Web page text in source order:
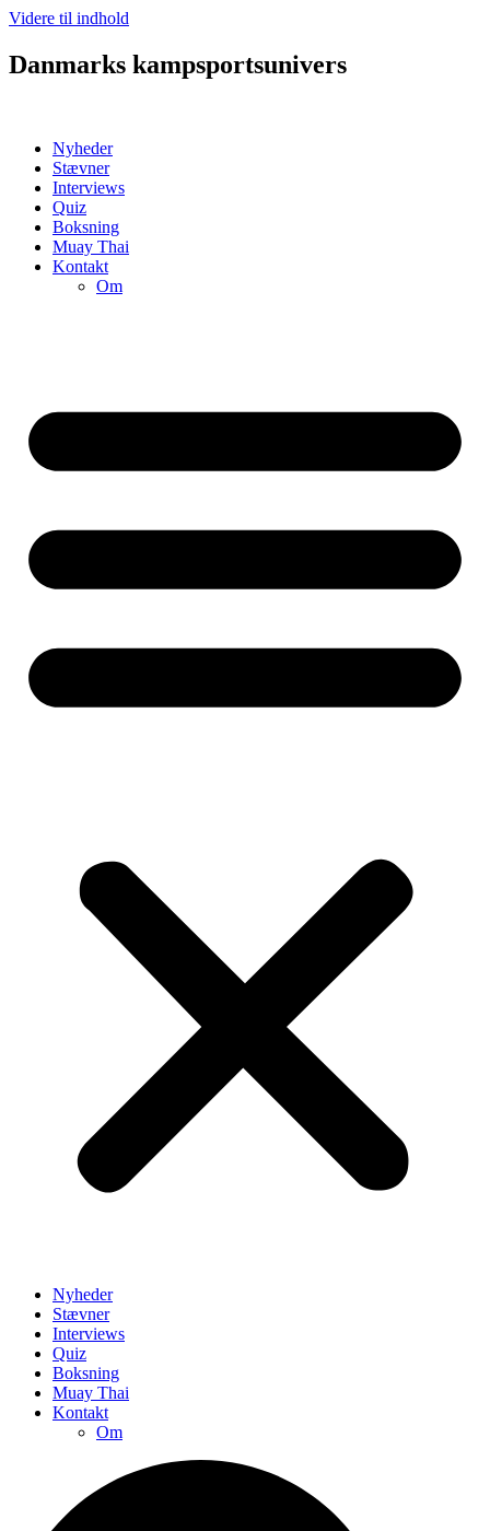
Videre til indhold
Danmarks kampsportsunivers
Nyheder
Stævner
Interviews
Quiz
Boksning
Muay Thai
Kontakt
Om
Nyheder
Stævner
Interviews
Quiz
Boksning
Muay Thai
Kontakt
Om